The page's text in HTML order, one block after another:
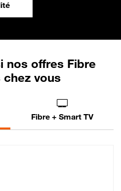
nos offres Fibre
vous
Fibre + Smart TV
Lite Fibre